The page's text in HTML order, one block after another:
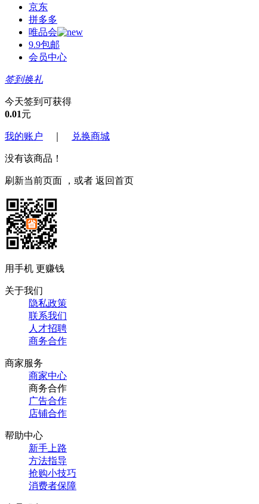
京东
拼多多
唯品会
9.9包邮
会员中心
签到换礼
今天签到可获得
0.01元
我的账户 兑换商城
没有该商品！
刷新当前页面 ，或者 返回首页
用手机 更赚钱
关于我们
隐私政策
联系我们
人才招聘
商务合作
商家服务
商家中心
商务合作
广告合作
店铺合作
帮助中心
新手上路
方法指导
抢购小技巧
消费者保障